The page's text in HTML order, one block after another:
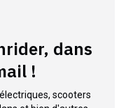
dans
!
scooters